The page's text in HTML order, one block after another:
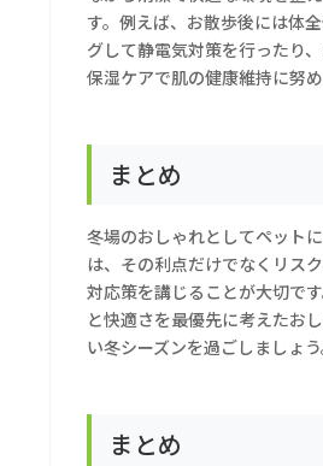
す。例えば、お散歩後には体
グして静電気対策を行ったり
保湿ケアで肌の健康維持に努め
まとめ
冬場のおしゃれとしてペット
は、その利点だけでなくリス
対応策を講じることが大切で
と快適さを最優先に考えたお
い冬シーズンを過ごしましょう
まとめ